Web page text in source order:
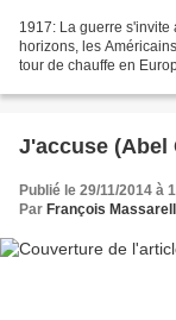
1917: La guerre s'invite
horizons, les
tour de chauffe en
J'accuse (Abel
Publié le 29/11/2014 à
Par François